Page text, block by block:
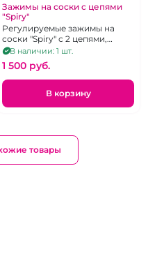
Зажимы на соски с цепями
"Spiry"
Регулируемые зажимы на
соски "Spiry" с 2 цепями,
украшенные шипами
В наличии: 1 шт.
1 500 pуб.
В корзину
товары